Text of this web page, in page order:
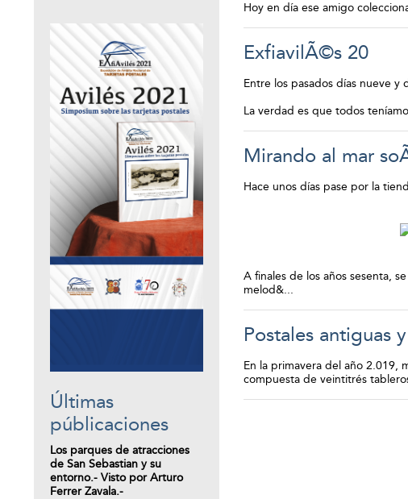
Últimas
públicaciones
Los parques de atracciones
de San Sebastian y su
entorno.- Visto por Arturo
Ferrer Zavala.-
Hoy en día ese amigo
ExfiavilÃ©s 20
Entre los pasados días nueve y
La verdad es que todos
Mirando al mar
Hace unos días pase por la
A finales de los años sesenta,
melod&...
Postales antiguas
En la primavera del año 2.019,
compuesta de veintitrés